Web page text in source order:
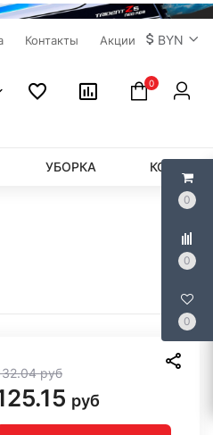
0
0
0
Контакты Акции BYN
0
УБОРКА
руб
руб